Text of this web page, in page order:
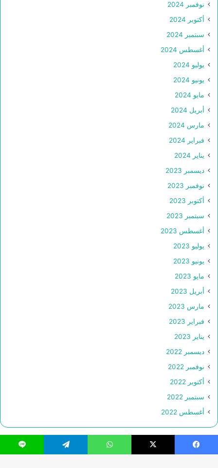
نوفمبر 2024
أكتوبر 2024
سبتمبر 2024
أغسطس 2024
يوليو 2024
يونيو 2024
مايو 2024
أبريل 2024
مارس 2024
فبراير 2024
يناير 2024
ديسمبر 2023
نوفمبر 2023
أكتوبر 2023
سبتمبر 2023
أغسطس 2023
يوليو 2023
يونيو 2023
مايو 2023
أبريل 2023
مارس 2023
فبراير 2023
يناير 2023
ديسمبر 2022
نوفمبر 2022
أكتوبر 2022
سبتمبر 2022
أغسطس 2022
فيسبوك ‫X واتساب تيلقرام لاين